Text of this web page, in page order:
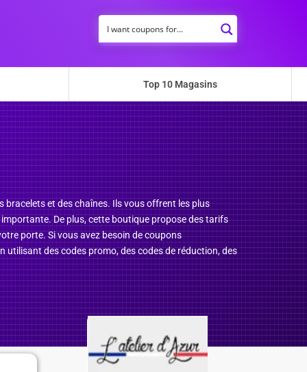
Top 10 Magasins
bracelets et des chaînes. Ils vous offrent les plus
De plus, cette boutique propose des tarifs
porte. Si vous avez besoin de coupons
utilisant des codes promo, des codes de réduction, des